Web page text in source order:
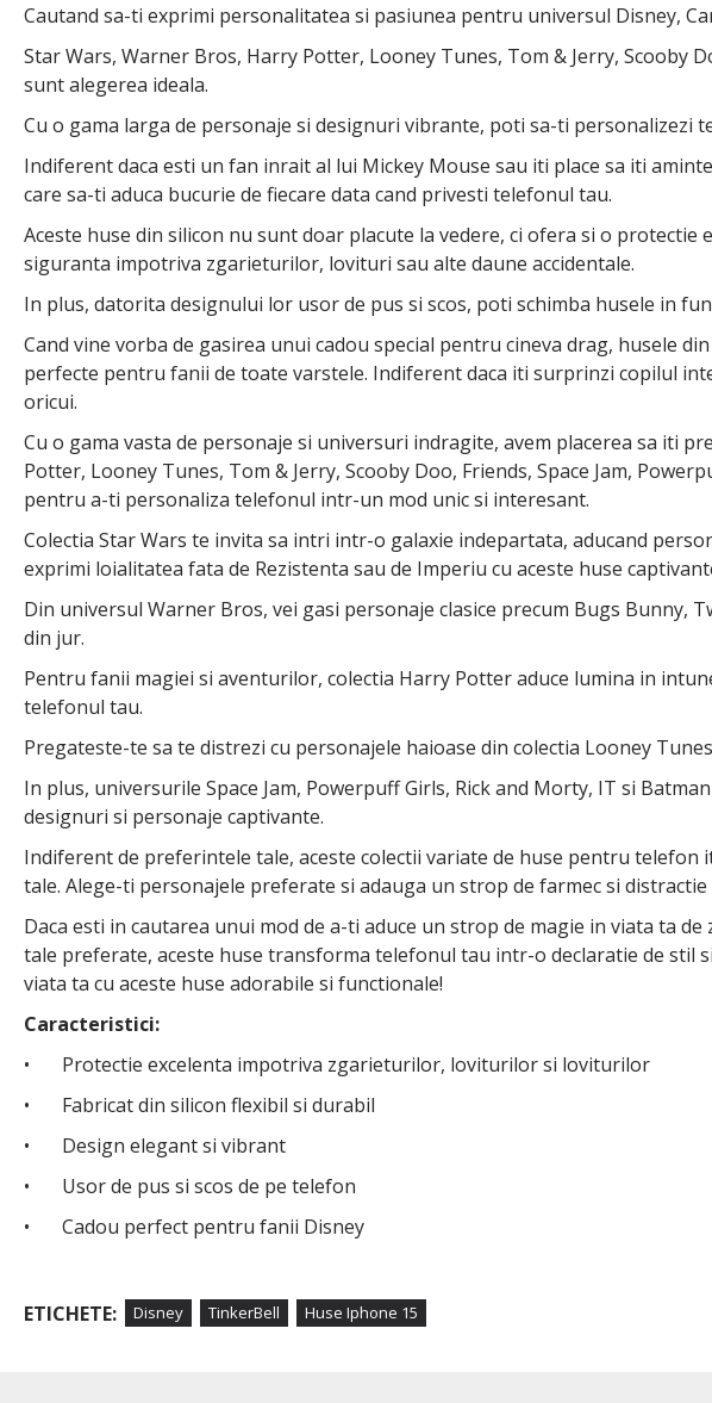
Cautand sa-ti exprimi personalitatea si pasiunea pentru universul Disney,
Star Wars, Warner Bros, Harry Potter, Looney Tunes, Tom & Jerry, Scooby
sunt alegerea ideala.
Cu o gama larga de personaje si designuri vibrante, poti sa-ti personalizezi
Indiferent daca esti un fan inrait al lui Mickey Mouse sau iti place sa iti
care sa-ti aduca bucurie de fiecare data cand privesti telefonul tau.
Aceste huse din silicon nu sunt doar placute la vedere, ci ofera si o
siguranta impotriva zgarieturilor, lovituri sau alte daune accidentale.
In plus, datorita designului lor usor de pus si scos, poti schimba husele in
Cand vine vorba de gasirea unui cadou special pentru cineva drag, husele
perfecte pentru fanii de toate varstele. Indiferent daca iti surprinzi copilul
oricui.
Cu o gama vasta de personaje si universuri indragite, avem placerea sa iti
Potter, Looney Tunes, Tom & Jerry, Scooby Doo, Friends, Space Jam,
pentru a-ti personaliza telefonul intr-un mod unic si interesant.
Colectia Star Wars te invita sa intri intr-o galaxie indepartata, aducand
exprimi loialitatea fata de Rezistenta sau de Imperiu cu aceste huse
Din universul Warner Bros, vei gasi personaje clasice precum Bugs Bunny,
din jur.
Pentru fanii magiei si aventurilor, colectia Harry Potter aduce lumina in
telefonul tau.
Pregateste-te sa te distrezi cu personajele haioase din colectia Looney
In plus, universurile Space Jam, Powerpuff Girls, Rick and Morty, IT si
designuri si personaje captivante.
Indiferent de preferintele tale, aceste colectii variate de huse pentru
tale. Alege-ti personajele preferate si adauga un strop de farmec si
Daca esti in cautarea unui mod de a-ti aduce un strop de magie in viata ta
tale preferate, aceste huse transforma telefonul tau intr-o declaratie de stil
viata ta cu aceste huse adorabile si functionale!
Caracteristici:
•
Protectie excelenta impotriva zgarieturilor, loviturilor si loviturilor
•
Fabricat din silicon flexibil si durabil
•
Design elegant si vibrant
•
Usor de pus si scos de pe telefon
•
Cadou perfect pentru fanii Disney
ETICHETE: Disney TinkerBell Huse Iphone 15